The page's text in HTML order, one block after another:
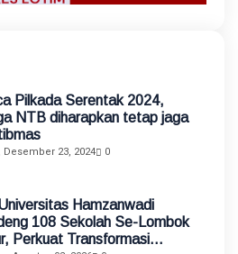
Pilkada Serentak 2024,
NTB diharapkan tetap jaga
Desember 23, 2024 0
Hamzanwadi
108 Sekolah Se-Lombok
Perkuat Transformasi